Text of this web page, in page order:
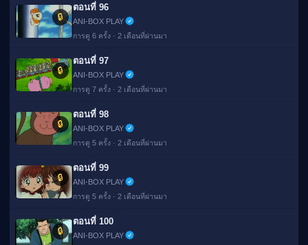
🔒
ตอนที่ 96
ANI-BOX PLAY
การดู 6 ครั้ง · 2 เดือนที่ผ่านมา
🔒
ตอนที่ 97
ANI-BOX PLAY
การดู 7 ครั้ง · 2 เดือนที่ผ่านมา
🔒
ตอนที่ 98
ANI-BOX PLAY
การดู 5 ครั้ง · 2 เดือนที่ผ่านมา
🔒
ตอนที่ 99
ANI-BOX PLAY
การดู 5 ครั้ง · 2 เดือนที่ผ่านมา
🔒
ตอนที่ 100
ANI-BOX PLAY